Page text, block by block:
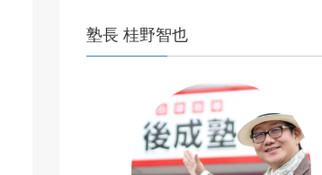
塾長 桂野智也